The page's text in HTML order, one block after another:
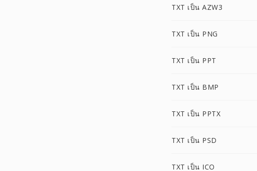
TXT เป็น AZW3
TXT เป็น PNG
TXT เป็น PPT
TXT เป็น BMP
TXT เป็น PPTX
TXT เป็น PSD
TXT เป็น ICO